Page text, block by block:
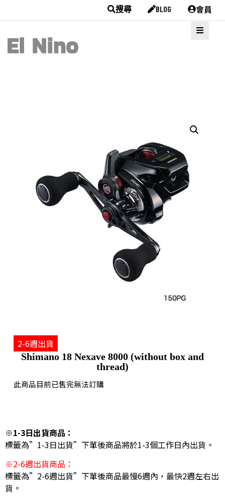
搜尋 BLOG 會員
2-6週出貨
Shimano 18 Nexave 8000 (without box and
thread)
此商品目前已售完無法訂購
※1-3日出貨商品：
標籤為”1-3日出貨”下單後商品將於1-3個工作日內出貨。
※2-6週出貨商品：
標籤為”2-6週出貨”下單後商品最慢6週內，最快2週左右出
貨。